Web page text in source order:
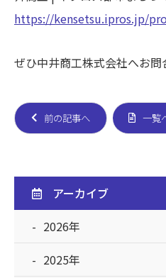
https://kensetsu.ipros.jp/
ぜひ中井商工株式会社へお問
前の記事へ 一覧
アーカイブ
2026年
2025年